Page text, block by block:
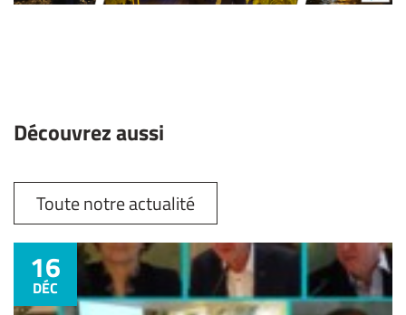
Découvrez aussi
Toute notre actualité
16
DÉC